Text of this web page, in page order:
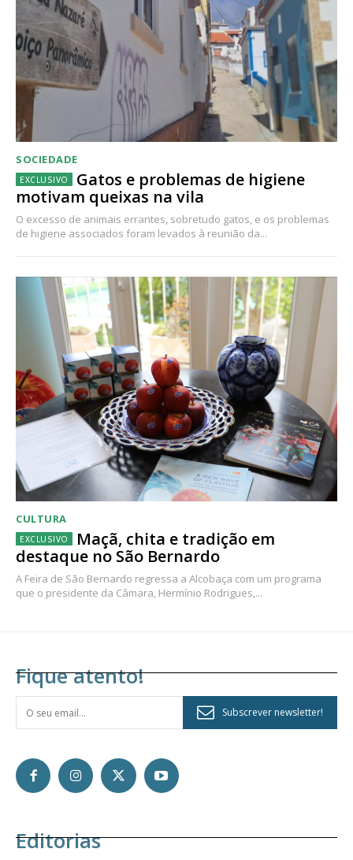
SOCIEDADE
Gatos e problemas de higiene
motivam queixas na vila
O excesso de animais errantes, sobretudo gatos, e os problemas
de higiene associados foram levados à reunião da...
CULTURA
Maçã, chita e tradição em
destaque no São Bernardo
A Feira de São Bernardo regressa a Alcobaça com um programa
que o presidente da Câmara, Hermínio Rodrigues,...
Fique atento!
Subscrever newsletter!
Editorias